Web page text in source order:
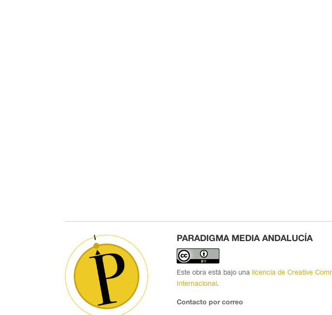
PARADIGMA MEDIA ANDALUCÍA
Este obra está bajo una licencia de Creative
Internacional.
Contacto por correo